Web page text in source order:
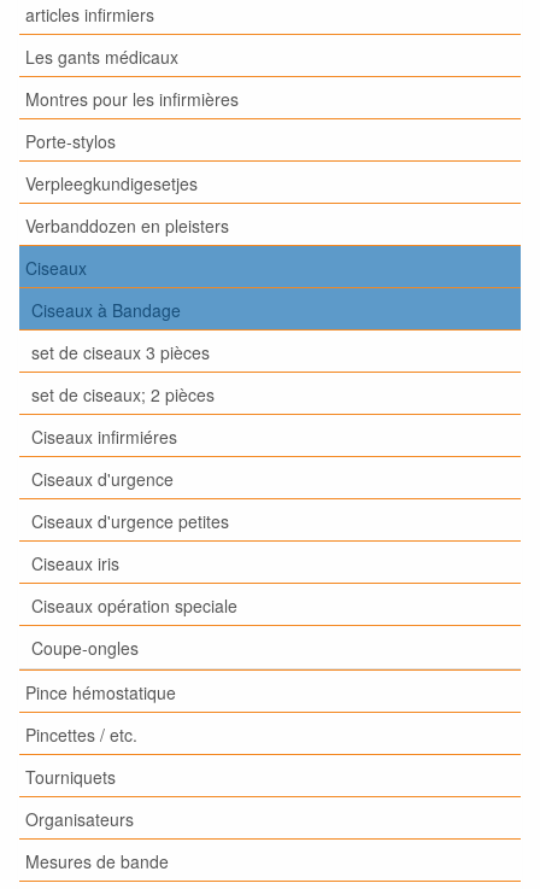
articles infirmiers
Les gants médicaux
Montres pour les infirmières
Porte-stylos
Verpleegkundigesetjes
Verbanddozen en pleisters
Ciseaux
Ciseaux à Bandage
set de ciseaux 3 pièces
set de ciseaux; 2 pièces
Ciseaux infirmiéres
Ciseaux d'urgence
Ciseaux d'urgence petites
Ciseaux iris
Ciseaux opération speciale
Coupe-ongles
Pince hémostatique
Pincettes / etc.
Tourniquets
Organisateurs
Mesures de bande